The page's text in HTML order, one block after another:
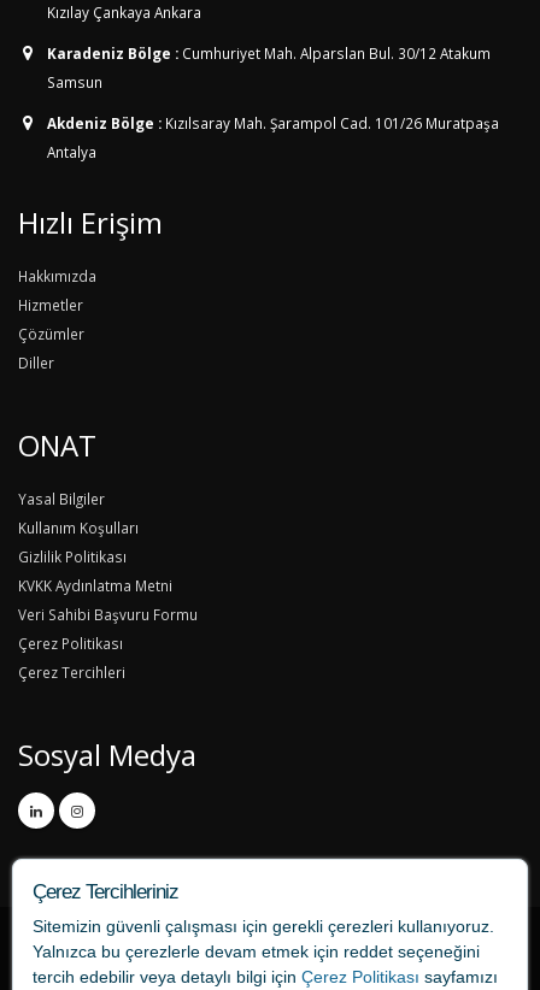
Kızılay Çankaya Ankara
Karadeniz Bölge : Cumhuriyet Mah. Alparslan Bul. 30/12 Atakum
Samsun
Akdeniz Bölge : Kızılsaray Mah. Şarampol Cad. 101/26 Muratpaşa
Antalya
Hızlı Erişim
Hakkımızda
Hizmetler
Çözümler
Diller
ONAT
Yasal Bilgiler
Kullanım Koşulları
Gizlilik Politikası
KVKK Aydınlatma Metni
Veri Sahibi Başvuru Formu
Çerez Politikası
Çerez Tercihleri
Sosyal Medya
Çerez Tercihleriniz
Sitemizin güvenli çalışması için gerekli çerezleri kullanıyoruz.
Yalnızca bu çerezlerle devam etmek için reddet seçeneğini
tercih edebilir veya detaylı bilgi için Çerez Politikası sayfamızı